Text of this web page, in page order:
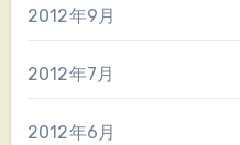
2012年9月
2012年7月
2012年6月